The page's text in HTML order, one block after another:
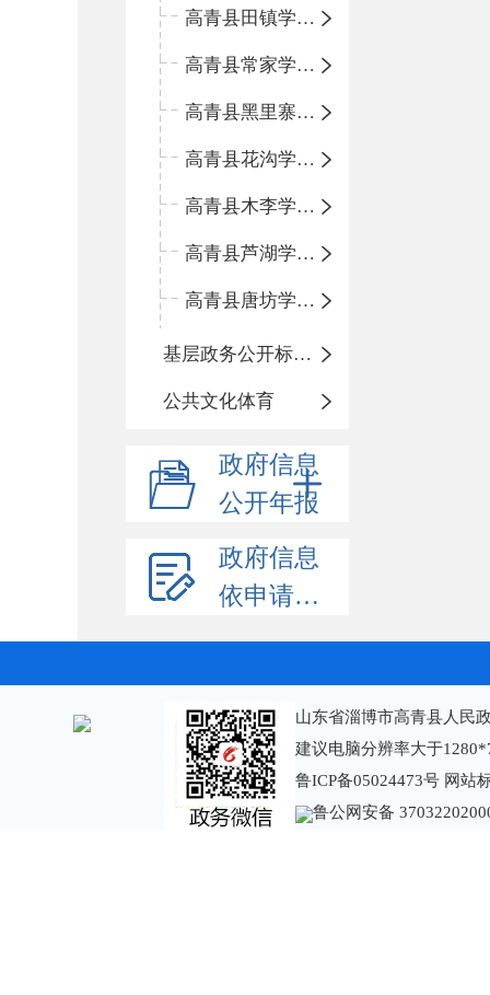
高青县田镇学区中心小学
高青县常家学区中心小学
高青县黑里寨学区中心小学
高青县花沟学区中心小学
高青县木李学区中心小学
高青县芦湖学区中心小学
高青县唐坊学区中心小学
基层政务公开标准化规范化
公共文化体育
政府信息
公开年报
政府信息
依申请公开
山东省淄博市高青县人民
建议电脑分辨率大于
鲁ICP备05024473号 网站
鲁公网安备